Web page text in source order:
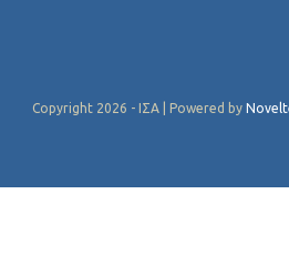
Copyright 2026 - ΙΣΑ | Powered by